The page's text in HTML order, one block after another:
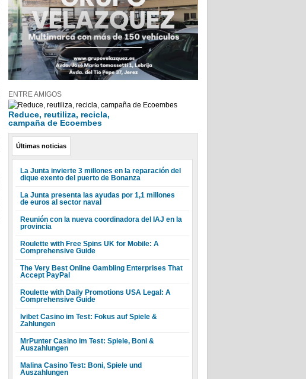
ENTRE AMIGOS
Reduce, reutiliza, recicla,
campaña de Ecoembes
Últimas noticias
La Junta invierte 3 millones en la reparación del
dique exento del puerto de Bonanza
La Junta presenta las ayudas por 1,1 millones
de euros al sector naval
Reunión con la nueva coordinadora del IAJ en la
provincia
Roulette with Free Spins UK for Mobile: A
Comprehensive Guide
The Very Best Online Gambling Enterprises That
Accept PayPal
Roulette with Daily Promotions USA Legal: A
Comprehensive Guide
Ivibet Casino im Test: Fokus auf Spiele &
Zahlungen
MrPunter Casino im Test: Spiele, Boni &
Auszahlungen
Malina Casino Test: Boni, Spiele und
Auszahlungen